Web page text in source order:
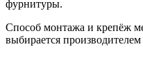
фурнитуры.
Способ монтажа и крепёж
выбирается